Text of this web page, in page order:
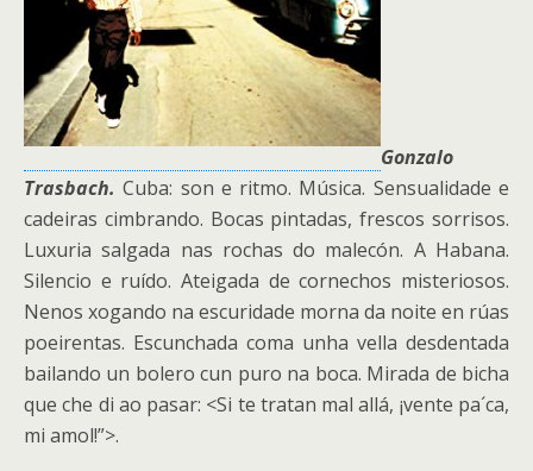
Gonzalo
Trasbach.Cuba: son e ritmo. Música. Sensualidade e
cadeiras cimbrando. Bocas pintadas, frescos sorrisos.
Luxuria salgada nas rochas do malecón. A Habana.
Silencio e ruído. Ateigada de cornechos misteriosos.
Nenos xogando na escuridade morna da noite en rúas
poeirentas. Escunchada coma unha vella desdentada
bailando un bolero cun puro na boca. Mirada de bicha
que che di ao pasar: <Si te tratan mal allá, ¡vente pa´ca,
mi amol!”>.